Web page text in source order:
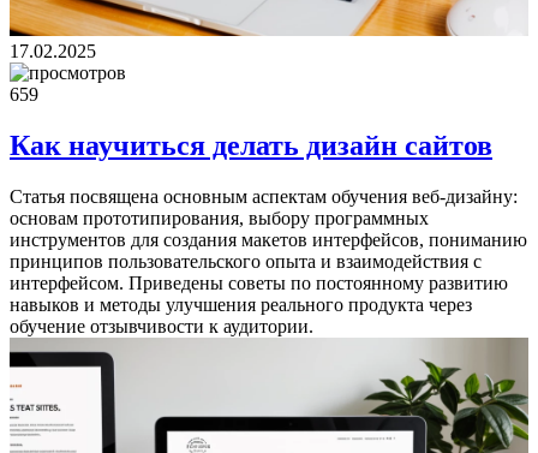
17.02.2025
659
Как научиться делать дизайн сайтов
Статья посвящена основным аспектам обучения веб-дизайну:
основам прототипирования, выбору программных
инструментов для создания макетов интерфейсов, пониманию
принципов пользовательского опыта и взаимодействия с
интерфейсом. Приведены советы по постоянному развитию
навыков и методы улучшения реального продукта через
обучение отзывчивости к аудитории.